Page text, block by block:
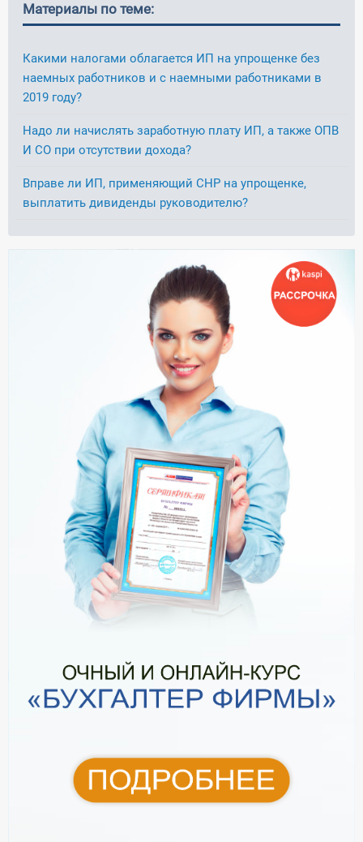
Материалы по теме:
Какими налогами облагается ИП на упрощенке без
наемных работников и с наемными работниками в
2019 году?
Надо ли начислять заработную плату ИП, а также ОПВ
И СО при отсутствии дохода?
Вправе ли ИП, применяющий СНР на упрощенке,
выплатить дивиденды руководителю?